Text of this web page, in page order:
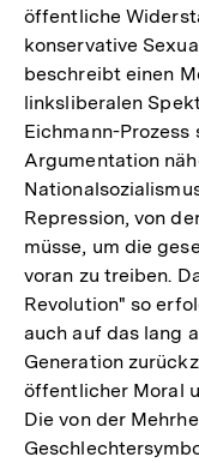
öffentliche
konservative
beschreibt einen
linksliberalen
Eichmann-
Argumentation
Repression, von
müsse, um die
voran zu treiben.
Revolution" so
auch auf das lang
Generation
öffentlicher Moral
Die von der